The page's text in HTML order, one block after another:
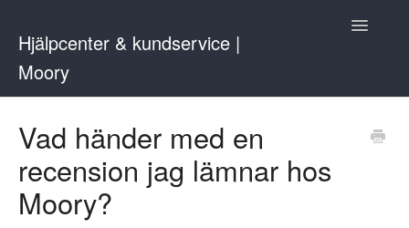
Hjälpcenter & kundservice |
Moory
Toggle
Vad händer med en
recension jag lämnar hos
Moory?